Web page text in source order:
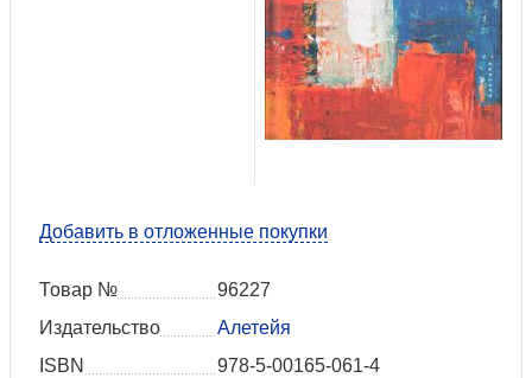
Добавить в отложенные покупки
Товар №
96227
Издательство
Алетейя
ISBN
978-5-00165-061-4